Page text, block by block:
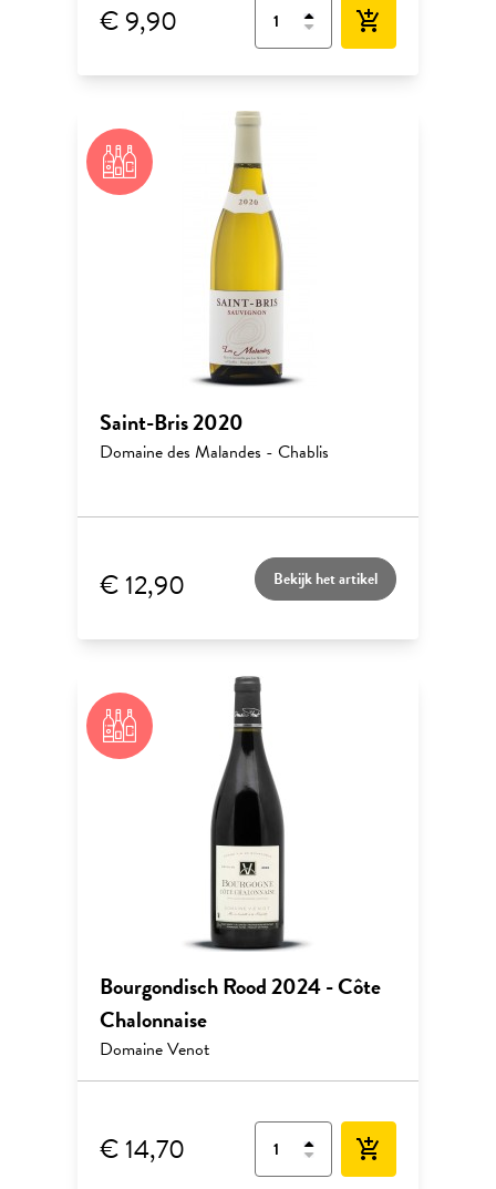
€ 9,90 add_shopping_cart
Saint-Bris 2020
Domaine des Malandes - Chablis
€ 12,90 Bekijk het artikel
Bourgondisch Rood 2024 - Côte
Chalonnaise
Domaine Venot
€ 14,70 add_shopping_cart